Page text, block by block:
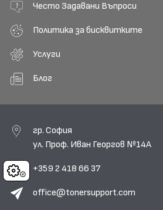
Cookies
Често Задавани Въпроси
Политика за бисквитките
Услуги
Блог
гр. София
ул. Проф. Иван Георгов №14А
+359 2 418 66 37
office@tonersupport.com